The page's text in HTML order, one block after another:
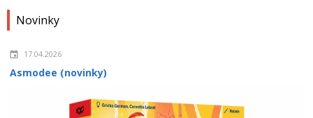
Novinky
17.04.2026
Asmodee (novinky)